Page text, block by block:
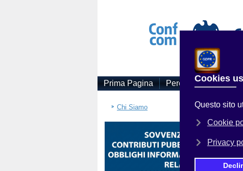
Prima Pagina Perchè Associarsi
Chi Siamo
Sei qui: